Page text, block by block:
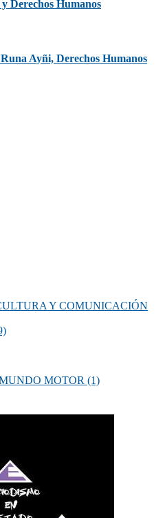
Derechos Humanos
Ayñi, Derechos Humanos
Y COMUNICACIÓN
MOTOR (1)